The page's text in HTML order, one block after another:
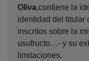
Oliva,contiene la
identidad del titular
inscritos sobre la
usufructo…- y su
limitaciones.